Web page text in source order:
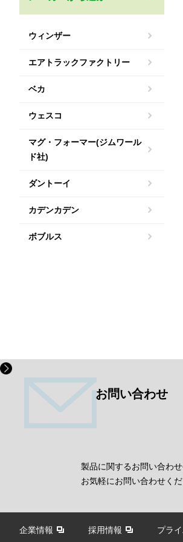
ウィンザー
エアトラックファクトリー
ベカ
ウェスコ
マグ・フォーマー(ジムワール
ド社)
ダントーイ
カデンカデン
ボブルス
お問い合わせ
製品に関するお問い合わ
お気軽にお問い合わせくだ
企業情報 採用情報 プラ